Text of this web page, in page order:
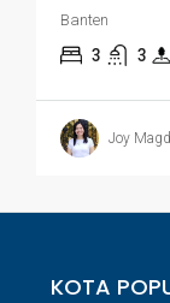
Banten
3 3
Joy
KOTA